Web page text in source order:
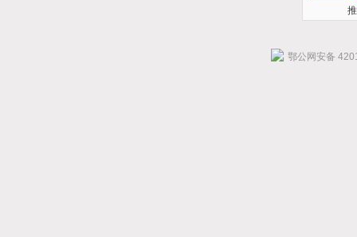
鄂公网安备